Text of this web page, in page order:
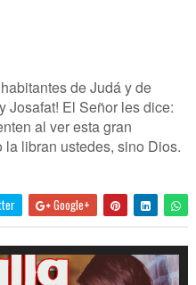
de Judá y de
Josafat! El Señor les dice:
al ver esta gran
libran ustedes, sino Dios.
Google+